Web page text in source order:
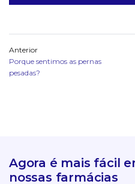
Anterior
Porque sentimos as pernas
pesadas?
Agora é mais fácil
nossas farmácias